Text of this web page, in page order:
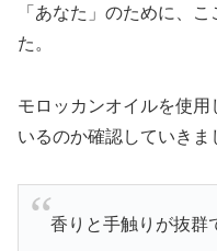
「あなた」のために、
た。
モロッカンオイルを使
いるのか確認していきま
香りと手触りが抜群